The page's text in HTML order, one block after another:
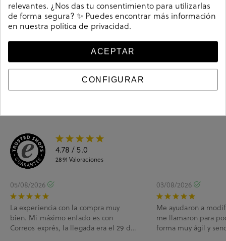
Guía de tallas
Información del producto
4.78 / 5.0
2891 Valoraciones
05/08/2026
La experiencia con la compra muy
bien. Mi máximo enfado es con
Correos exprés, la llegada era el 29 de
03/08/2026
Me ayudaron a
me llamaron para
forma muy ágil y
relevantes. ¿Nos das tu consentimiento para utilizarlas
de forma segura? ✨ Puedes encontrar más información
en nuestra política de privacidad.
ACEPTAR
CONFIGURAR